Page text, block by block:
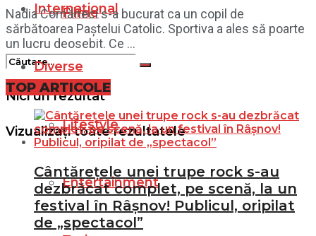
Filme
Nici un rezultat
Vizualizați toate rezultatele
Internațional
Diverse
Lifestyle
Entertainment
Nadia Comăneci s-a bucurat ca un copil de
sărbătoarea Paștelui Catolic. Sportiva a ales să poarte
un lucru deosebit. Ce ...
TOP ARTICOLE
Cântărețele unei trupe rock s-au
dezbrăcat complet, pe scenă, la un
festival în Râșnov! Publicul, oripilat
de „spectacol”